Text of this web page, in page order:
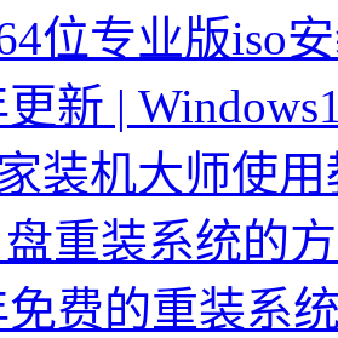
位专业版iso
更新 |
装机大师使
重装系统的
免费的重装系